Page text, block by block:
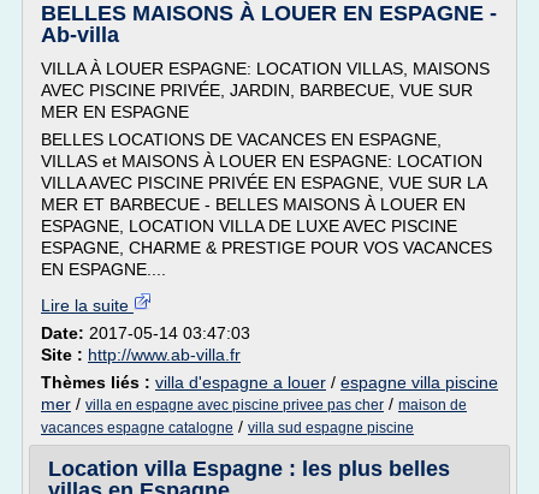
BELLES MAISONS À LOUER EN ESPAGNE -
Ab-villa
VILLA À LOUER ESPAGNE: LOCATION VILLAS, MAISONS
AVEC PISCINE PRIVÉE, JARDIN, BARBECUE, VUE SUR
MER EN ESPAGNE
BELLES LOCATIONS DE VACANCES EN ESPAGNE,
VILLAS et MAISONS À LOUER EN ESPAGNE: LOCATION
VILLA AVEC PISCINE PRIVÉE EN ESPAGNE, VUE SUR LA
MER ET BARBECUE - BELLES MAISONS À LOUER EN
ESPAGNE, LOCATION VILLA DE LUXE AVEC PISCINE
ESPAGNE, CHARME & PRESTIGE POUR VOS VACANCES
EN ESPAGNE....
Lire la suite
Date: 2017-05-14 03:47:03
Site : http://www.ab-villa.fr
Thèmes liés : villa d'espagne a louer / espagne villa piscine
mer / villa en espagne avec piscine privee pas cher / maison de
vacances espagne catalogne / villa sud espagne piscine
Location villa Espagne : les plus belles